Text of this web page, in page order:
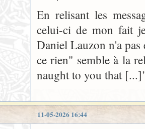
En relisant les
celui-ci de mon fait
Daniel Lauzon n'a
ce rien" semble à la
naught to you that
11-05-2026 16:44